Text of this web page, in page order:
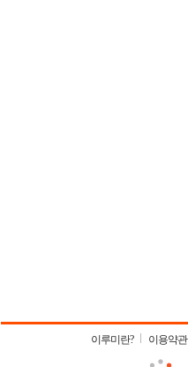
이루미란? 이용약관